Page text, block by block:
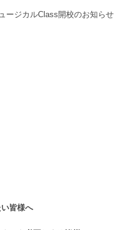
ージカルClass開校のお知らせ
皆様へ